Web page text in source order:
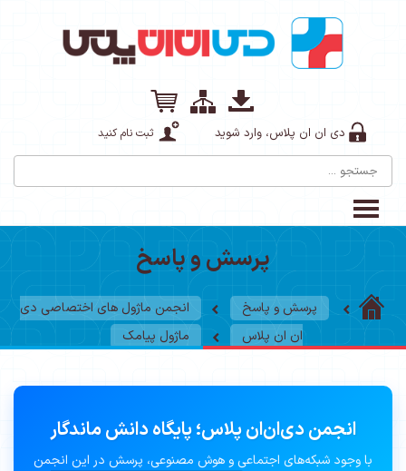
دی ان ان پلاس، وارد شوید ثبت نام کنید
پرسش و پاسخ
پرسش و پاسخ
انجمن ماژول های اختصاصی دی
ان ان پلاس
ماژول پیامک
انجمن دی‌ان‌ان پلاس؛ پایگاه دانش ماندگار
با وجود شبکه‌های اجتماعی و هوش مصنوعی، پرسش در این انجمن